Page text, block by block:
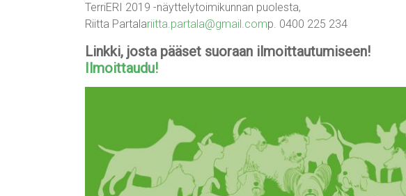
TerriERI 2019 -näyttelytoimikunnan puolesta,
Riitta Partalariitta.partala@gmail.comp. 0400 225 234
Linkki, josta pääset suoraan ilmoittautumiseen!
Ilmoittaudu!